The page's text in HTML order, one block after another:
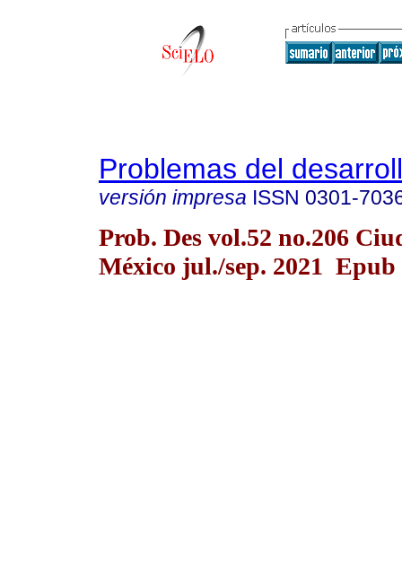
Problemas del
versión impresa ISSN 0301-
Prob. Des vol.52 no.206
México jul./sep. 2021 Epub